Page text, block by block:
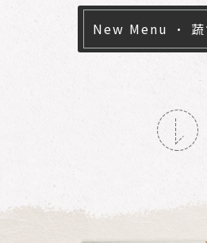
New Menu · 蔬